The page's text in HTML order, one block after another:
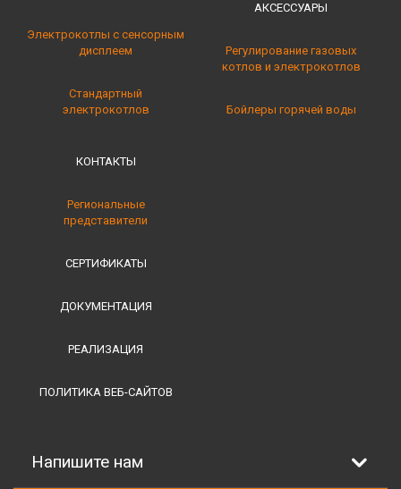
Электрокотлы с сенсорным
дисплеем
Стандартный
электрокотлов
АКСЕССУАРЫ
Регулирование газовых
котлов и электрокотлов
Бойлеры горячей воды
КОНТАКТЫ
Региональные
представители
СЕРТИФИКАТЫ
ДОКУМЕНТАЦИЯ
РЕАЛИЗАЦИЯ
ПОЛИТИКА ВЕБ-САЙТОВ
Напишите нам